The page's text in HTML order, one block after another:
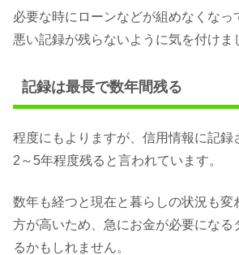
必要な時にローンなどが組めなくなっ
悪い記録が残らないように気を付けま
記録は最長で数年間残る
程度にもよりますが、信用情報に記録
2～5年程度残ると言われています。
数年も経つと現在と暮らしの状況も変
方が高いため、急にお金が必要になる
るかもしれません。